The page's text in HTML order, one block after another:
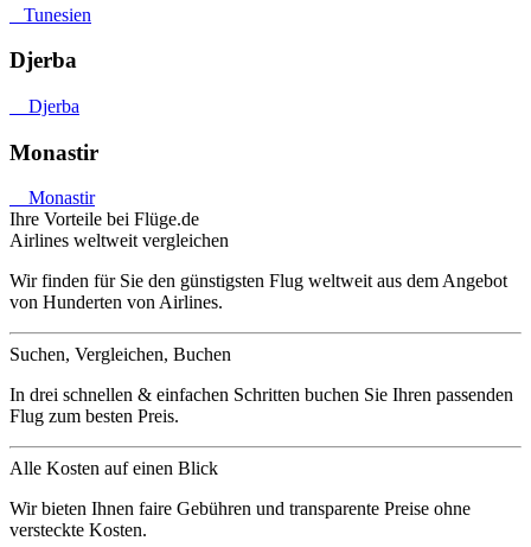
Tunesien
Djerba
Djerba
Monastir
Monastir
Ihre Vorteile bei Flüge.de
Airlines weltweit vergleichen
Wir finden für Sie den günstigsten Flug weltweit aus dem Angebot
von Hunderten von Airlines.
Suchen, Vergleichen, Buchen
In drei schnellen & einfachen Schritten buchen Sie Ihren passenden
Flug zum besten Preis.
Alle Kosten auf einen Blick
Wir bieten Ihnen faire Gebühren und transparente Preise ohne
versteckte Kosten.